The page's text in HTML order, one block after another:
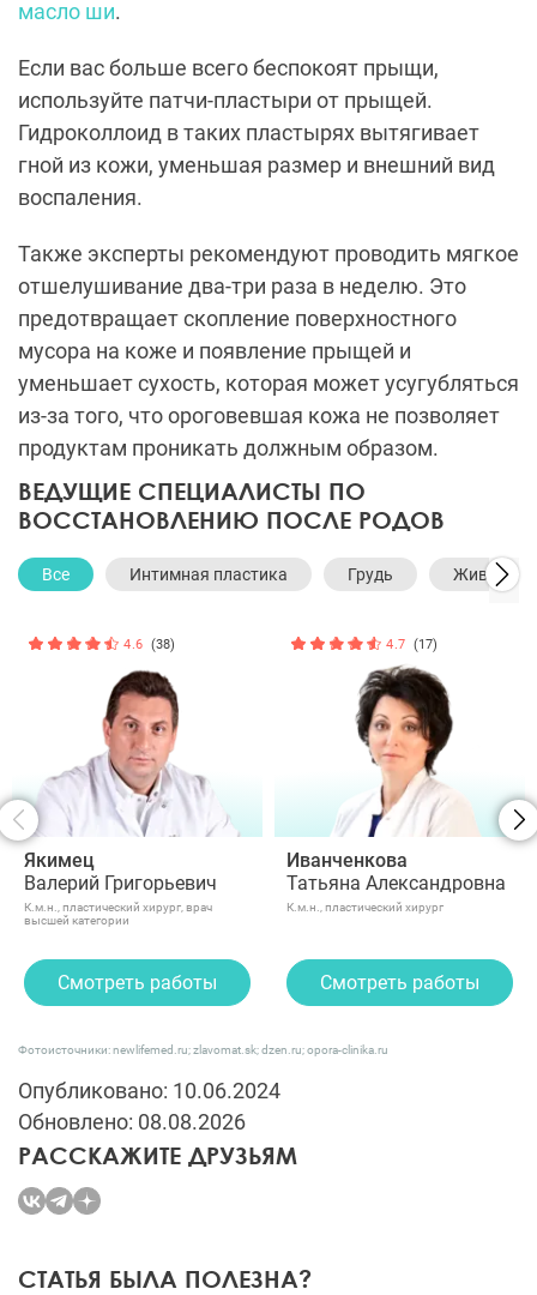
масло ши.
Если вас больше всего беспокоят прыщи,
используйте патчи-пластыри от прыщей.
Гидроколлоид в таких пластырях вытягивает
гной из кожи, уменьшая размер и внешний вид
воспаления.
Также эксперты рекомендуют проводить мягкое
отшелушивание два-три раза в неделю. Это
предотвращает скопление поверхностного
мусора на коже и появление прыщей и
уменьшает сухость, которая может усугубляться
из-за того, что ороговевшая кожа не позволяет
продуктам проникать должным образом.
ВЕДУЩИЕ СПЕЦИАЛИСТЫ ПО
ВОССТАНОВЛЕНИЮ ПОСЛЕ РОДОВ
Все Интимная пластика Грудь Живот
Якимец
Валерий Григорьевич
4.6 (38)
К.м.н., пластический хирург, врач
высшей категории
Смотреть работы
Иванченкова
Татьяна Александровна
4.7 (17)
К.м.н., пластический хирург
Смотреть работы
Фотоисточники: newlifemed.ru; zlavomat.sk; dzen.ru; opora-clinika.ru
Опубликовано: 10.06.2024
Обновлено: 08.08.2026
РАССКАЖИТЕ ДРУЗЬЯМ
СТАТЬЯ БЫЛА ПОЛЕЗНА?